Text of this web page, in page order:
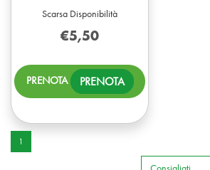
Scarsa Disponibilità
€5,50
PRENOTA PRENOTA YOGURT
LINEA
FERMENTI
4BUST AL
1